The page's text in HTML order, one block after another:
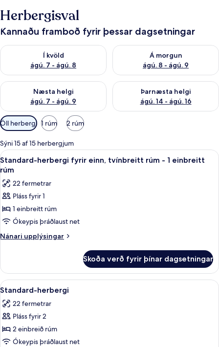
Herbergisval
Kannaðu framboð fyrir þessar dagsetningar
Í kvöld
ágú. 7 - ágú. 8
Athuga framboð í kvöld ágú. 7 - ágú. 8
Á morgun
ágú. 8 - ágú. 9
Athuga framboð á morgun
Næsta helgi
ágú. 7 - ágú. 9
Athuga framboð næstu helgi ágú. 7 - ágú. 9
Þarnæsta helgi
ágú. 14 - ágú. 16
Athuga framboð þarnæstu
Síur
í
boði
fyrir
herbergi
Öll herbergi 1 rúm 2 rúm
Sýni 15 af 15 herbergjum
Skoða
allar
myndir
fyrir
Standard-
herbergi
fyrir
einn,
-
einbreitt
rúm
Míníbar, öryggishólf í herbergi,
4
Standard-herbergi fyrir einn, tvínbreitt rúm - 1 einbreitt
rúm
22 fermetrar
Pláss fyrir 1
1 einbreitt rúm
Ókeypis þráðlaust net
Nánari upplýsingar
Nánari
herbergi
fyrir
einn,
rúm
einbreitt
rúm
Skoða verð fyrir þínar dagsetningar
Skoða
allar
myndir
fyrir
Standard-
herbergi
Míníbar, öryggishólf í herbergi,
4
Standard-herbergi
22 fermetrar
Pláss fyrir 2
2 einbreið rúm
Ókeypis þráðlaust net